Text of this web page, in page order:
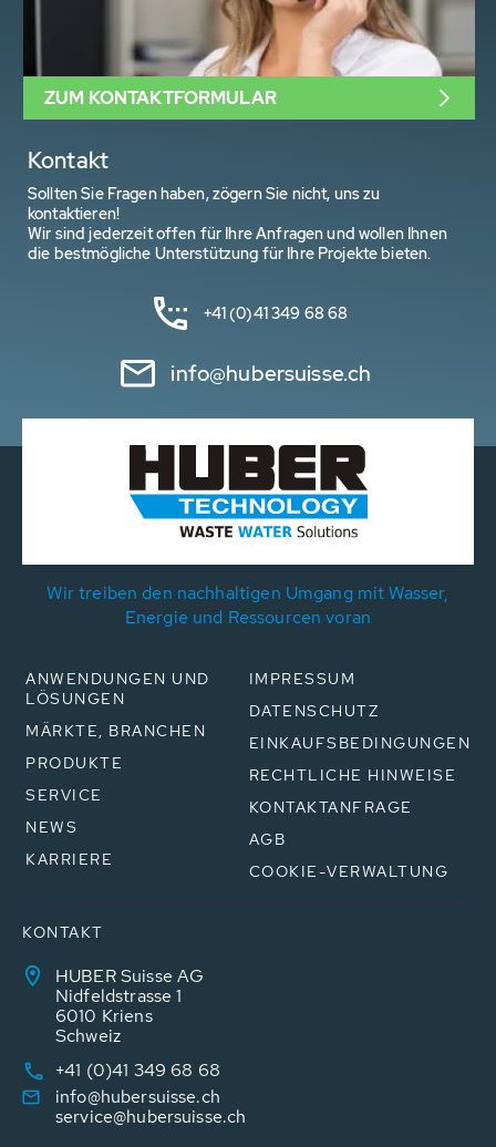
Kontakt
Sollten Sie Fragen haben, zögern Sie nicht, uns zu
kontaktieren!
Wir sind jederzeit offen für Ihre Anfragen und wollen Ihnen
die bestmögliche Unterstützung für Ihre Projekte bieten.
+41 (0)41 349 68 68
info@hubersuisse.ch
ZUM KONTAKTFORMULAR
Wir treiben den nachhaltigen Umgang mit Wasser,
Energie und Ressourcen voran
ANWENDUNGEN UND
LÖSUNGEN
MÄRKTE, BRANCHEN
PRODUKTE
SERVICE
NEWS
KARRIERE
IMPRESSUM
DATENSCHUTZ
EINKAUFSBEDINGUNGEN
RECHTLICHE HINWEISE
KONTAKTANFRAGE
AGB
COOKIE-VERWALTUNG
KONTAKT
HUBER Suisse AG
Nidfeldstrasse 1
6010 Kriens
Schweiz
+41 (0)41 349 68 68
info@hubersuisse.ch
service@hubersuisse.ch